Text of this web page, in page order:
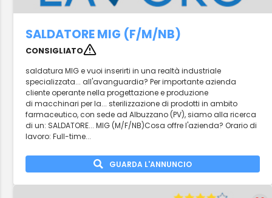
SALDATORE MIG (F/M/NB)
CONSIGLIATO
saldatura MIG e vuoi inserirti in una realtà industriale
specializzata... all'avanguardia? Per importante azienda
cliente operante nella progettazione e produzione
di macchinari per la... sterilizzazione di prodotti in ambito
farmaceutico, con sede ad Albuzzano (PV), siamo alla ricerca
di un: SALDATORE... MIG (M/F/NB)Cosa offre l'azienda? Orario di
lavoro: Full-time...
GUARDA L'ANNUNCIO